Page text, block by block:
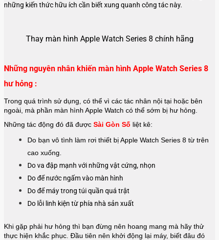
những kiến thức hữu ích cần biết xung quanh công tác này.
Thay màn hình Apple Watch Series 8 chính hãng
Những nguyên nhân khiến màn hình Apple Watch Series 8
hư hỏng :
Trong quá trình sử dụng, có thể vì các tác nhân nội tại hoặc bên
ngoài, mà phần màn hình Apple Watch có thể sớm bị hư hỏng.
Những tác động đó đã được Sài Gòn Số liệt kê:
Do bạn vô tình làm rơi thiết bị Apple Watch Series 8 từ trên
cao xuống.
Do va đập mạnh với những vật cứng, nhọn
Do để nước ngấm vào màn hình
Do để máy trong túi quần quá trật
Do lỗi linh kiện từ phía nhà sản xuất
Khi gặp phải hư hỏng thì bạn đừng nên hoang mang mà hãy thử
thực hiện khắc phục. Đầu tiên nên khởi động lại máy, biết đâu đó